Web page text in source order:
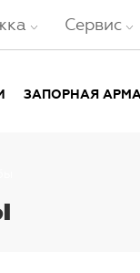
Сервис
ЗАПОРНАЯ